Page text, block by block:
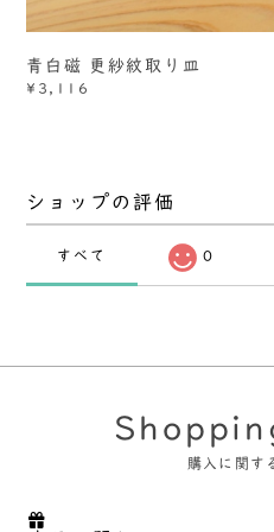
青白磁 更紗紋取り皿
¥3,116
ショップの評価
すべて 0
購入に関す